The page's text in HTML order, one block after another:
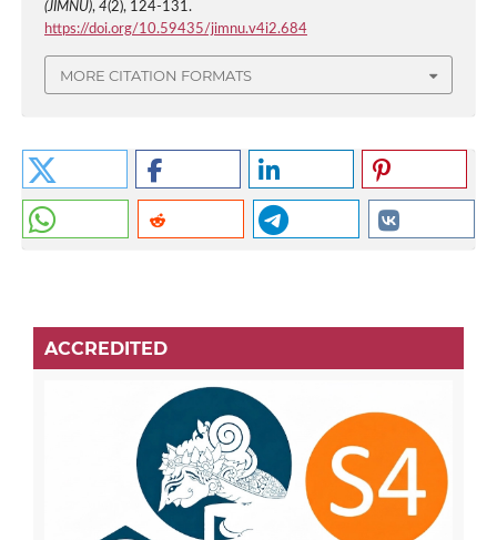
(JIMNU), 4(2), 124-131.
https://doi.org/10.59435/jimnu.v4i2.684
MORE CITATION FORMATS
ACCREDITED